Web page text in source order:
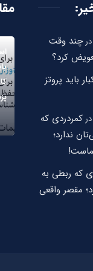
چند وقت
کرد؟
باید پروتز
کمردردی که
ندارد؛
که ربطی به
مقصر واقعی